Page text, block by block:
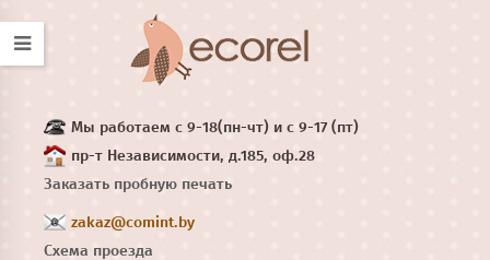
Мы работаем с 9-18(пн-чт) и с 9-17 (пт)
пр-т Независимости, д.185, оф.28
Заказать пробную печать
zakaz@comint.by
Схема проезда